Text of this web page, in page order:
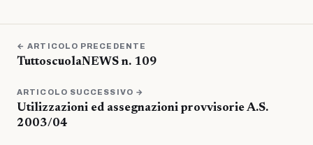
← ARTICOLO PRECEDENTE
TuttoscuolaNEWS n. 109
ARTICOLO SUCCESSIVO →
Utilizzazioni ed assegnazioni provvisorie A.S.
2003/04